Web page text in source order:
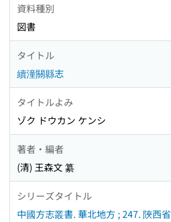
資料種別
図書
タイトル
續潼關縣志
タイトルよみ
ゾク ドウカン ケンシ
著者・編者
(清) 王森文 纂
シリーズタイトル
中國方志叢書. 華北地方 ; 247. 陝西省